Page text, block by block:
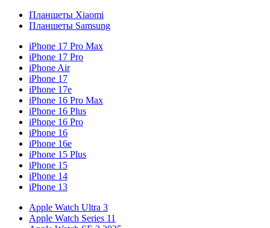
Планшеты Xiaomi
Планшеты Samsung
iPhone 17 Pro Max
iPhone 17 Pro
iPhone Air
iPhone 17
iPhone 17e
iPhone 16 Pro Max
iPhone 16 Plus
iPhone 16 Pro
iPhone 16
iPhone 16e
iPhone 15 Plus
iPhone 15
iPhone 14
iPhone 13
Apple Watch Ultra 3
Apple Watch Series 11